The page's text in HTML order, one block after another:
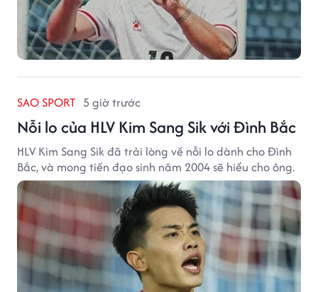
SAO SPORT 5 giờ trước
Nỗi lo của HLV Kim Sang Sik với Đình Bắc
HLV Kim Sang Sik đã trải lòng về nỗi lo dành cho Đình
Bắc, và mong tiền đạo sinh năm 2004 sẽ hiểu cho ông.